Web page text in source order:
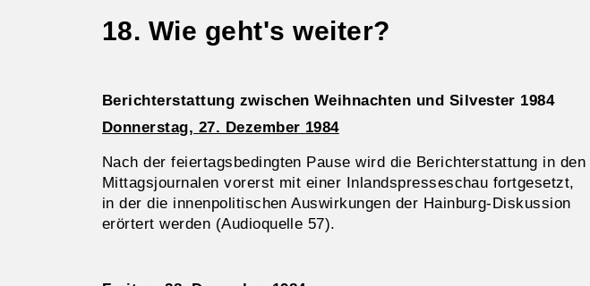
18. Wie geht's weiter?
Berichterstattung zwischen Weihnachten und Silvester 1984
Donnerstag, 27. Dezember 1984
Nach der feiertagsbedingten Pause wird die Berichterstattung in den
Mittagsjournalen vorerst mit einer Inlandspresseschau fortgesetzt,
in der die innenpolitischen Auswirkungen der Hainburg-Diskussion
erörtert werden (Audioquelle 57).